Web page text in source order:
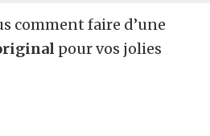
comment faire d’une
pour vos jolies